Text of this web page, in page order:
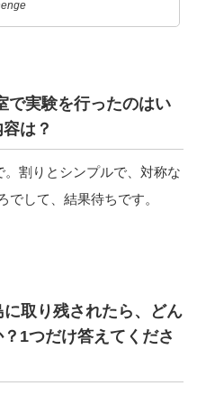
で実験を行ったのはい
は？
割りとシンプルで、対称な
でして、結果待ちです。
取り残されたら、どん
1つだけ答えてくださ